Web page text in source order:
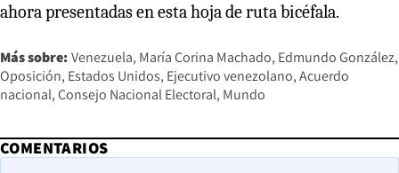
ahora presentadas en esta hoja de ruta bicéfala.
Más sobre: Venezuela María Corina Machado Edmundo González
Oposición Estados Unidos Ejecutivo venezolano Acuerdo
nacional Consejo Nacional Electoral Mundo
COMENTARIOS